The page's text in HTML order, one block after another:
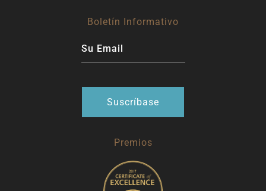
Boletín Informativo
Premios